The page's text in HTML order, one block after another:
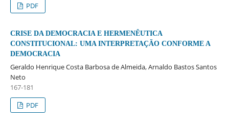
PDF
CRISE DA DEMOCRACIA E HERMENÊUTICA
CONSTITUCIONAL: UMA INTERPRETAÇÃO CONFORME A
DEMOCRACIA
Geraldo Henrique Costa Barbosa de Almeida, Arnaldo Bastos Santos
Neto
167-181
PDF